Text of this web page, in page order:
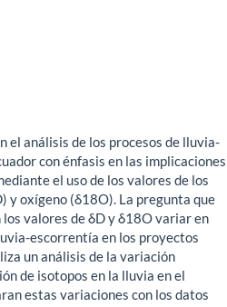
el análisis de los procesos de lluvia-
con énfasis en las implicaciones
el uso de los valores de los
y oxígeno (δ18O). La pregunta que
valores de δD y δ18O variar en
escorrentía en los proyectos
un análisis de la variación
de isotopos en la lluvia en el
estas variaciones con los datos